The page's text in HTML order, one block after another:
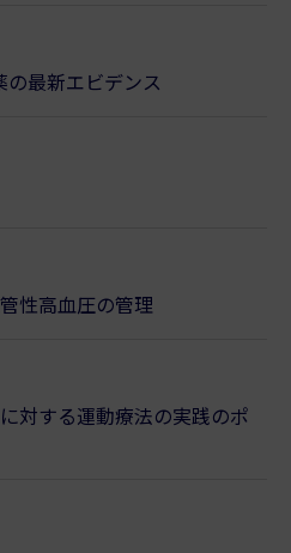
の最新エビデンス
性高血圧の管理
対する運動療法の実践のポ